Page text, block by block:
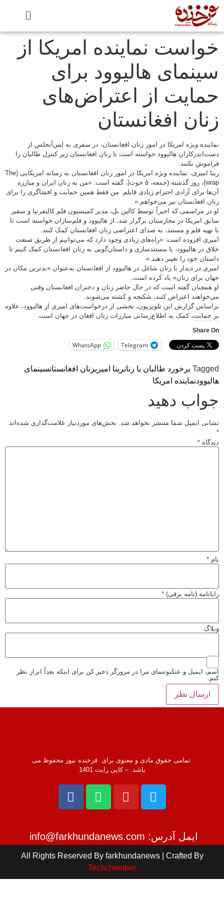
خواست نماینده امریکا از
سینمای هالیوود برای
حمایت از اعتراض‌های
زنان افغانستان
نماینده ویژه امریکا در امور زنان افغانستان، در سفری به لس‌آنجلس از
دست‌اندرکاران هالیوود خواسته است تا زنان افغانستان زیر کنترل طالبان را
فراموش نکنند.
رینا امیری، نماینده ویژه امریکا در امور زنان افغانستان به رسانه امریکایی (The
wrap)، روز گذشته (جمعه، ۵ حوت(، گفته است: «من به زنان ایران و مبارزه
آن‌ها برای آزادی احترام زیادی قایلم. من فقط همین حمایت و افشاگری را برای
زنان افغانستان نیز می‌خواهم.»
او در مراسمی که اخیراً توسط کالین بل، مدیر کمیسیون فلم کالیفرنیا و سفیر
سابق امریکا در مجارستان برگزار شد، از هالیوود و فلم‌سازان خواسته است تا
با تهیه فلم و مستند، به صدای اعتراضی زنان افغانستان کمک کنند.
امیری افزوده است: «راه‌های زیادی وجود دارد که می‌توانیم از طریق صنعت
خلاق در هالیوود، با مستندسازی و داستان‌گویی به زنان افغانستان کمک کنیم تا
داستان خود را تغییر دهند.»
امیری در دیدار با زنان شاغل در هالیوود از افغانستان به‌عنوان «بدترین مکان در
جهان برای زنان» یاد کرده است.
او‌ همچنان گفته است که در حال حاضر زنان و دختران افغانستان وقتی
می‌خواهند اعتراض کنند، شکنجه و کشته می‌شوند.
براساس گزارش این تلویزیون، بخشی از درخواست‌های امیری از هالیوود، علاوه
بر حمایت، کمک به اطلاع‌رسانی مبارزات زنان افغان در جهان است.
Share On
Telegram
WhatsApp
Tagged برخورد طالبان با زنانرینا امیریزنان افغانستانسینمای
هالیوودنماینده امریکا
جواب دهید
نشانی ایمیل شما منتشر نخواهد شد. بخش‌های موردنیاز علامت‌گذاری شده‌اند
دیدگاه*
نام*
رایانامه (نامه برقی)*
وبلاگ
اسم، ایمیل و عنکبوتنمای مرا در مرورگر ذخیر کن برای اینکه بعداً ابراز نظر
کنم.
تمامی حقوق مادی و معنوی برای فرخنده نیوز محفوظ می
باشد. – کاپی رایت 1401
ایمل آدرس: info@farkhundanews.com
All Rights Reserved By farkhundanews | Crafted By
Techchember